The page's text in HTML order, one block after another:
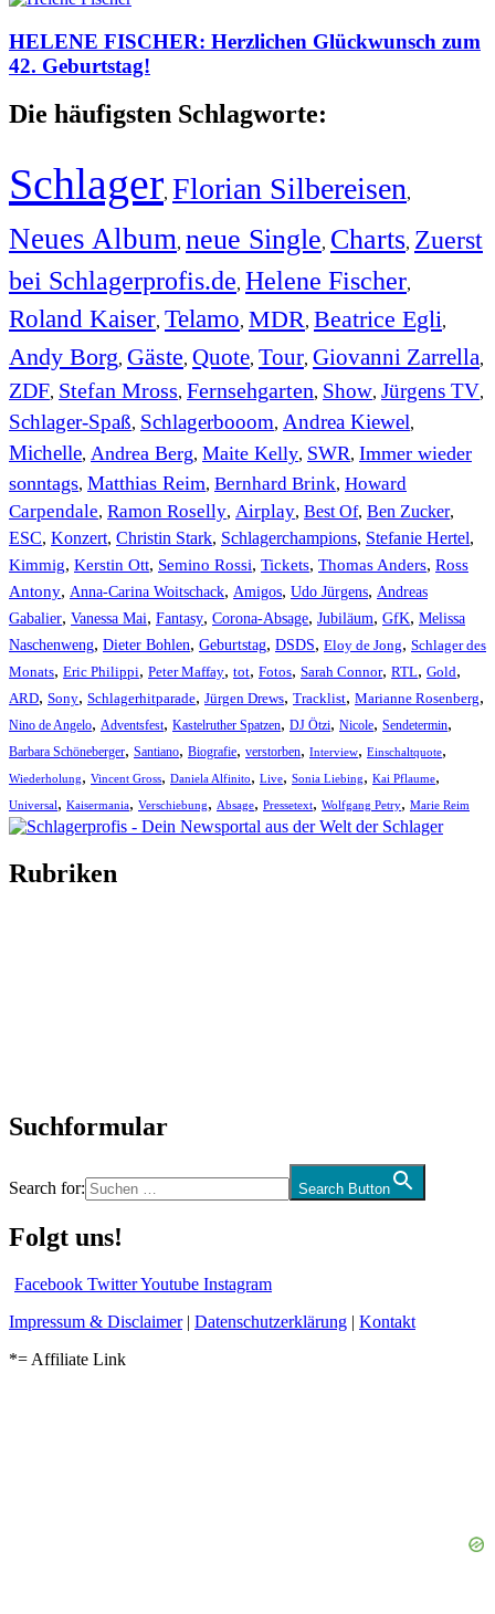
HELENE FISCHER: Herzlichen Glückwunsch zum
42. Geburtstag!
Die häufigsten Schlagworte:
Schlager, Florian Silbereisen,
Neues Album, neue Single, Charts, Zuerst
bei Schlagerprofis.de, Helene Fischer,
Roland Kaiser, Telamo, MDR, Beatrice Egli,
Andy Borg, Gäste, Quote, Tour, Giovanni Zarrella,
ZDF, Stefan Mross, Fernsehgarten, Show, Jürgens TV,
Schlager-Spaß, Schlagerbooom, Andrea Kiewel,
Michelle, Andrea Berg, Maite Kelly, SWR, Immer wieder
sonntags, Matthias Reim, Bernhard Brink, Howard
Carpendale, Ramon Roselly, Airplay, Best Of, Ben Zucker,
ESC, Konzert, Christin Stark, Schlagerchampions, Stefanie Hertel,
Kimmig, Kerstin Ott, Semino Rossi, Tickets, Thomas Anders, Ross
Antony, Anna-Carina Woitschack, Amigos, Udo Jürgens, Andreas
Gabalier, Vanessa Mai, Fantasy, Corona-Absage, Jubiläum, GfK, Melissa
Naschenweng, Dieter Bohlen, Geburtstag, DSDS, Eloy de Jong, Schlager des
Monats, Eric Philippi, Peter Maffay, tot, Fotos, Sarah Connor, RTL, Gold,
ARD, Sony, Schlagerhitparade, Jürgen Drews, Tracklist, Marianne Rosenberg,
Nino de Angelo, Adventsfest, Kastelruther Spatzen, DJ Ötzi, Nicole, Sendetermin,
Barbara Schöneberger, Santiano, Biografie, verstorben, Interview, Einschaltquote,
Wiederholung, Vincent Gross, Daniela Alfinito, Live, Sonia Liebing, Kai Pflaume,
Universal , Kaisermania, Verschiebung, Absage, Pressetext, Wolfgang Petry, Marie Reim
Rubriken
Suchformular
Search for: Search Button
Folgt uns!
Facebook TwitterYoutube Instagram
Impressum & Disclaimer| Datenschutzerklärung | Kontakt
*= Affiliate Link